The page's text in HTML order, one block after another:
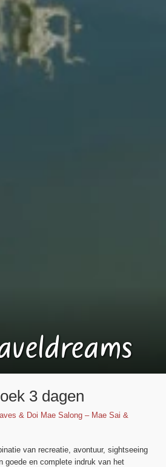
3 dagen
& Doi Mae Salong – Mae Sai &
van recreatie, avontuur, sightseeing
goede en complete indruk van het